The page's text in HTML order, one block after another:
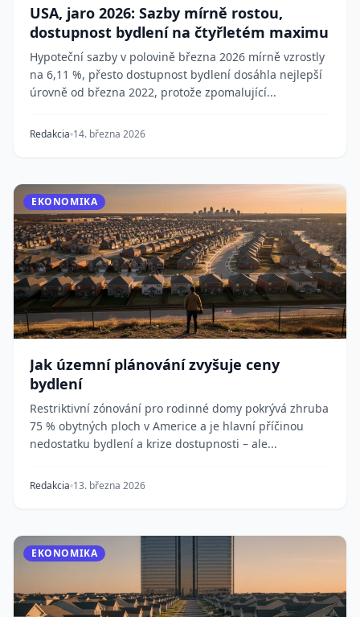
USA, jaro 2026: Sazby mírně rostou,
dostupnost bydlení na čtyřletém maximu
Hypoteční sazby v polovině března 2026 mírně vzrostly
na 6,11 %, přesto dostupnost bydlení dosáhla nejlepší
úrovně od března 2022, protože zpomalující...
Redakcia 14. března 2026
EKONOMIKA
Jak územní plánování zvyšuje ceny
bydlení
Restriktivní zónování pro rodinné domy pokrývá zhruba
75 % obytných ploch v Americe a je hlavní příčinou
nedostatku bydlení a krize dostupnosti – ale...
Redakcia 13. března 2026
EKONOMIKA